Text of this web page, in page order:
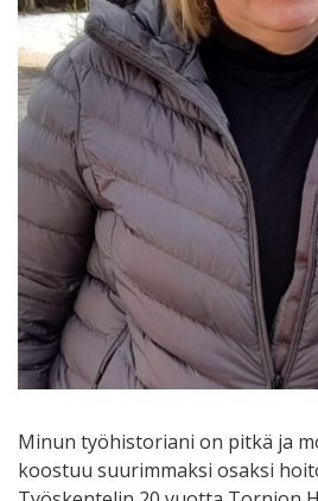
Minun työhistoriani on pitkä ja
koostuu suurimmaksi osaksi